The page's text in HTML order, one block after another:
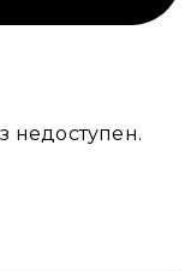
недоступен.